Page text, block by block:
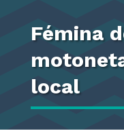
Fémina
local